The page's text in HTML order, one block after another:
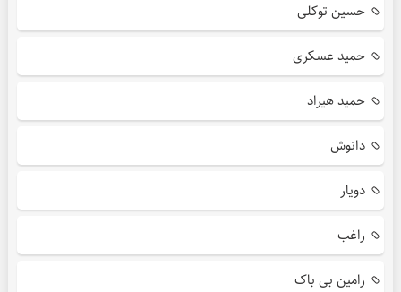
حسین توکلی
حمید عسکری
حمید هیراد
دانوش
دویار
راغب
رامین بی باک